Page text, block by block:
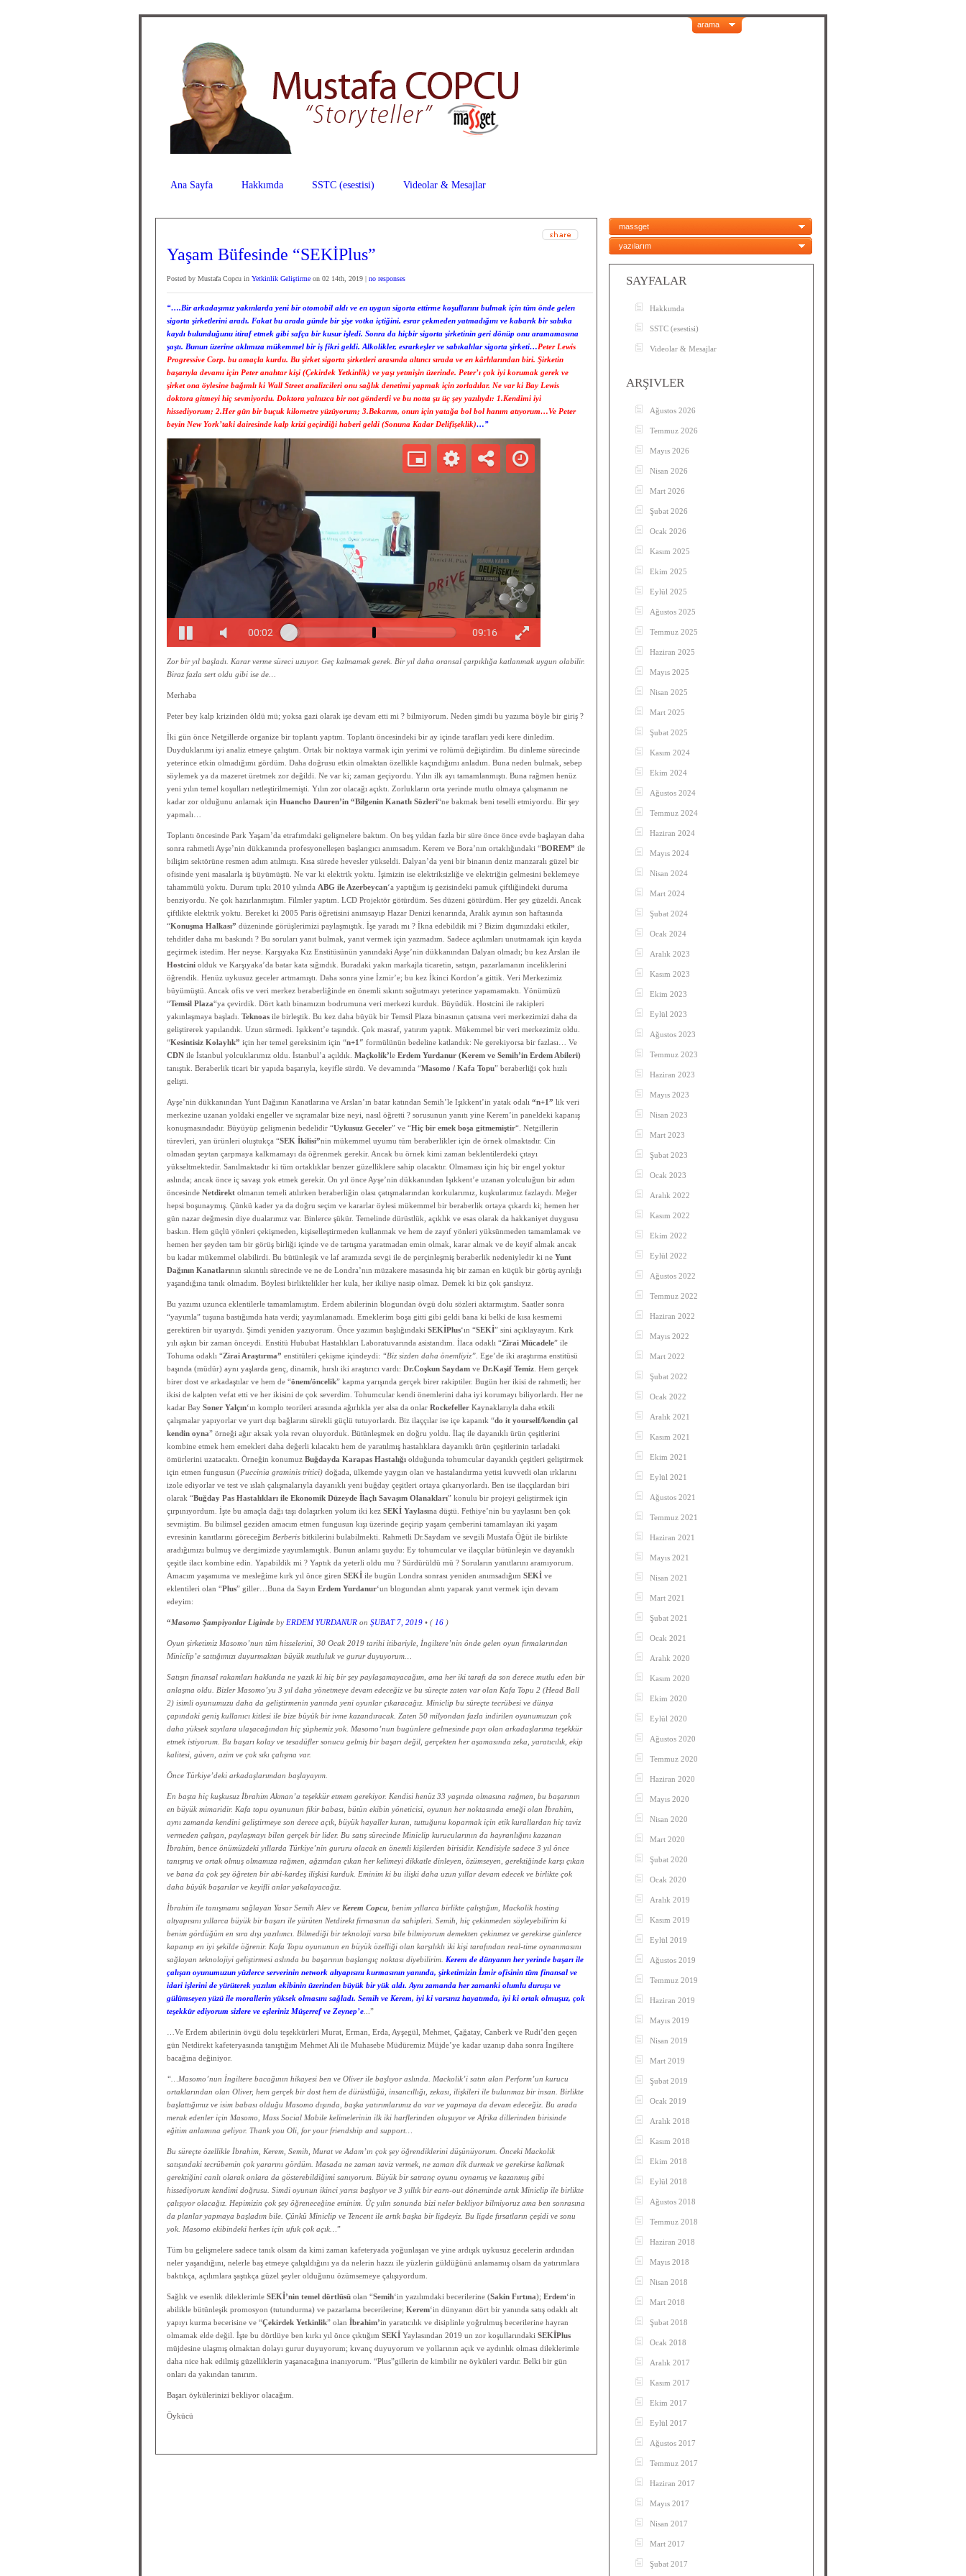
arama
Ana Sayfa Hakkımda SSTC (esestisi) Videolar & Mesajlar
Yaşam Büfesinde “SEKİPlus”
Posted by Mustafa Copcu in Yetkinlik Geliştirme on 02 14th, 2019 | no responses
“….Bir arkadaşımız yakınlarda yeni bir otomobil aldı ve en uygun sigorta ettirme koşullarını bulmak için tüm önde gelen
sigorta şirketlerini aradı. Fakat bu arada günde bir şişe votka içtiğini, esrar çekmeden yatmadığını ve kabarık bir sabıka
kaydı bulunduğunu itiraf etmek gibi safça bir kusur işledi. Sonra da hiçbir sigorta şirketinin geri dönüp onu aramamasına
şaştı. Bunun üzerine aklımıza mükemmel bir iş fikri geldi. Alkolikler, esrarkeşler ve sabıkalılar sigorta şirketi…Peter Lewis
Progressive Corp. bu amaçla kurdu. Bu şirket sigorta şirketleri arasında altıncı sırada ve en kârlılarından biri. Şirketin
başarıyla devamı için Peter anahtar kişi (Çekirdek Yetkinlik) ve yaşı yetmişin üzerinde. Peter’ı çok iyi korumak gerek ve
şirket ona öylesine bağımlı ki Wall Street analizcileri onu sağlık denetimi yapmak için zorladılar. Ne var ki Bay Lewis
doktora gitmeyi hiç sevmiyordu. Doktora yalnızca bir not gönderdi ve bu notta şu üç şey yazılıydı: 1.Kendimi iyi
hissediyorum; 2.Her gün bir buçuk kilometre yüzüyorum; 3.Bekarım, onun için yatağa bol bol hanım atıyorum…Ve Peter
beyin New York’taki dairesinde kalp krizi geçirdiği haberi geldi (Sonuna Kadar Delifişeklik)…”
Zor bir yıl başladı. Karar verme süreci uzuyor. Geç kalmamak gerek. Bir yıl daha oransal çarpıklığa katlanmak uygun olabilir.
Biraz fazla sert oldu gibi ise de…
Merhaba
Peter bey kalp krizinden öldü mü; yoksa gazi olarak işe devam etti mi ? bilmiyorum. Neden şimdi bu yazıma böyle bir giriş ?
İki gün önce Netgillerde organize bir toplantı yaptım. Toplantı öncesindeki bir ay içinde tarafları yedi kere dinledim.
Duyduklarımı iyi analiz etmeye çalıştım. Ortak bir noktaya varmak için yerimi ve rolümü değiştirdim. Bu dinleme sürecinde
yeterince etkin olmadığımı gördüm. Daha doğrusu etkin olmaktan özellikle kaçındığımı anladım. Buna neden bulmak, sebep
söylemek ya da mazeret üretmek zor değildi. Ne var ki; zaman geçiyordu. Yılın ilk ayı tamamlanmıştı. Buna rağmen henüz
yeni yılın temel koşulları netleştirilmemişti. Yılın zor olacağı açıktı. Zorlukların orta yerinde mutlu olmaya çalışmanın ne
kadar zor olduğunu anlamak için Huancho Dauren’in “Bilgenin Kanatlı Sözleri“ne bakmak beni teselli etmiyordu. Bir şey
yapmalı…
Toplantı öncesinde Park Yaşam’da etrafımdaki gelişmelere baktım. On beş yıldan fazla bir süre önce önce evde başlayan daha
sonra rahmetli Ayşe’nin dükkanında profesyonelleşen başlangıcı anımsadım. Kerem ve Bora’nın ortaklığındaki “BOREM” ile
bilişim sektörüne resmen adım atılmıştı. Kısa sürede hevesler yükseldi. Dalyan’da yeni bir binanın deniz manzaralı güzel bir
ofisinde yeni masalarla iş büyümüştü. Ne var ki elektrik yoktu. İşimizin ise elektriksizliğe ve elektriğin gelmesini beklemeye
tahammülü yoktu. Durum tıpkı 2010 yılında ABG ile Azerbeycan‘a yaptığım iş gezisindeki pamuk çiftliğindeki duruma
benziyordu. Ne çok hazırlanmıştım. Filmler yaptım. LCD Projektör götürdüm. Ses düzeni götürdüm. Her şey güzeldi. Ancak
çiftlikte elektrik yoktu. Bereket ki 2005 Paris öğretisini anımsayıp Hazar Denizi kenarında, Aralık ayının son haftasında
“Konuşma Halkası” düzeninde görüşlerimizi paylaşmıştık. İşe yaradı mı ? İkna edebildik mi ? Bizim dışımızdaki etkiler,
tehditler daha mı baskındı ? Bu soruları yanıt bulmak, yanıt vermek için yazmadım. Sadece açılımları unutmamak için kayda
geçirmek istedim. Her neyse. Karşıyaka Kız Enstitüsünün yanındaki Ayşe’nin dükkanından Dalyan olmadı; bu kez Arslan ile
Hostcini olduk ve Karşıyaka’da batar kata sığındık. Buradaki yakın markajla ticaretin, satışın, pazarlamanın inceliklerini
öğrendik. Henüz uykusuz geceler artmamıştı. Daha sonra yine İzmir’e; bu kez İkinci Kordon’a gittik. Veri Merkezimiz
büyümüştü. Ancak ofis ve veri merkez beraberliğinde en önemli sıkıntı soğutmayı yeterince yapamamaktı. Yönümüzü
“Temsil Plaza“ya çevirdik. Dört katlı binamızın bodrumuna veri merkezi kurduk. Büyüdük. Hostcini ile rakipleri
yakınlaşmaya başladı. Teknoas ile birleştik. Bu kez daha büyük bir Temsil Plaza binasının çatısına veri merkezimizi daha da
geliştirerek yapılandık. Uzun sürmedi. Işıkkent’e taşındık. Çok masraf, yatırım yaptık. Mükemmel bir veri merkezimiz oldu.
“Kesintisiz Kolaylık” için her temel gereksinim için “n+1″ formülünün bedeline katlandık: Ne gerekiyorsa bir fazlası… Ve
CDN ile İstanbul yolcuklarımız oldu. İstanbul’a açıldık. Maçkolik’le Erdem Yurdanur (Kerem ve Semih’in Erdem Abileri)
tanıştık. Beraberlik ticari bir yapıda başarıyla, keyifle sürdü. Ve devamında “Masomo / Kafa Topu” beraberliği çok hızlı
gelişti.
Ayşe’nin dükkanından Yunt Dağının Kanatlarına ve Arslan’ın batar katından Semih’le Işıkkent’in yatak odalı “n+1” lik veri
merkezine uzanan yoldaki engeller ve sıçramalar bize neyi, nasıl öğretti ? sorusunun yanıtı yine Kerem’in paneldeki kapanış
konuşmasındadır. Büyüyüp gelişmenin bedelidir “Uykusuz Geceler” ve “Hiç bir emek boşa gitmemiştir“. Netgillerin
türevleri, yan ürünleri oluştukça “SEK İkilisi”nin mükemmel uyumu tüm beraberlikler için de örnek olmaktadır. Cin
olmadan şeytan çarpmaya kalkmamayı da öğrenmek gerekir. Ancak bu örnek kimi zaman beklentilerdeki çıtayı
yükseltmektedir. Sanılmaktadır ki tüm ortaklıklar benzer güzelliklere sahip olacaktır. Olmaması için hiç bir engel yoktur
aslında; ancak önce iç savaşı yok etmek gerekir. On yıl önce Ayşe’nin dükkanından Işıkkent’e uzanan yolculuğun bir adım
öncesinde Netdirekt olmanın temeli atılırken beraberliğin olası çatışmalarından korkularımız, kuşkularımız fazlaydı. Meğer
hepsi boşunaymış. Çünkü kader ya da doğru seçim ve kararlar öylesi mükemmel bir beraberlik ortaya çıkardı ki; hemen her
gün nazar değmesin diye dualarımız var. Binlerce şükür. Temelinde dürüstlük, açıklık ve esas olarak da hakkaniyet duygusu
baskın. Hem güçlü yönleri çekişmeden, kişiselleştirmeden kullanmak ve hem de zayıf yönleri yüksünmeden tamamlamak ve
hemen her şeyden tam bir görüş birliği içinde ve de tartışma yaratmadan emin olmak, karar almak ve de keyif almak ancak
bu kadar mükemmel olabilirdi. Bu bütünleşik ve laf aramızda sevgi ile de perçinleşmiş beraberlik nedeniyledir ki ne Yunt
Dağının Kanatlarının sıkıntılı sürecinde ve ne de Londra’nın müzakere masasında hiç bir zaman en küçük bir görüş ayrılığı
yaşandığına tanık olmadım. Böylesi birliktelikler her kula, her ikiliye nasip olmaz. Demek ki biz çok şanslıyız.
Bu yazımı uzunca eklentilerle tamamlamıştım. Erdem abilerinin blogundan övgü dolu sözleri aktarmıştım. Saatler sonra
“yayımla” tuşuna bastığımda hata verdi; yayımlanamadı. Emeklerim boşa gitti gibi geldi bana ki belki de kısa kesmemi
gerektiren bir uyarıydı. Şimdi yeniden yazıyorum. Önce yazımın başlığındaki SEKİPlus‘ın “SEKİ” sini açıklayayım. Kırk
yılı aşkın bir zaman önceydi. Enstitü Hububat Hastalıkları Laboratuvarında asistandım. İlaca odaklı “Zirai Mücadele” ile
Tohuma odaklı “Zirai Araştırma” enstitüleri çekişme içindeydi: “Biz sizden daha önemliyiz” . Ege’de iki araştırma enstitüsü
başında (müdür) aynı yaşlarda genç, dinamik, hırslı iki araştırıcı vardı: Dr.Coşkun Saydam ve Dr.Kaşif Temiz . Hem gerçek
birer dost ve arkadaştılar ve hem de “önem/öncelik” kapma yarışında gerçek birer rakiptiler. Bugün her ikisi de rahmetli; her
ikisi de kalpten vefat etti ve her ikisini de çok severdim. Tohumcular kendi önemlerini daha iyi korumayı biliyorlardı. Her ne
kadar Bay Soner Yalçın‘ın komplo teorileri arasında ağırlıkla yer alsa da onlar Rockefeller Kaynaklarıyla daha etkili
çalışmalar yapıyorlar ve yurt dışı bağlarını sürekli güçlü tutuyorlardı. Biz ilaççılar ise içe kapanık “do it yourself/kendin çal
kendin oyna” örneği ağır aksak yola revan oluyorduk. Bütünleşmek en doğru yoldu. İlaç ile dayanıklı ürün çeşitlerini
kombine etmek hem emekleri daha değerli kılacaktı hem de yaratılmış hastalıklara dayanıklı ürün çeşitlerinin tarladaki
ömürlerini uzatacaktı. Örneğin konumuz Buğdayda Karapas Hastalığı olduğunda tohumcular dayanıklı çeşitleri geliştirmek
için etmen fungusun (Puccinia graminis tritici) doğada, ülkemde yaygın olan ve hastalandırma yetisi kuvvetli olan ırklarını
izole ediyorlar ve test ve ıslah çalışmalarıyla dayanıklı yeni buğday çeşitleri ortaya çıkarıyorlardı. Ben ise ilaççılardan biri
olarak “Buğday Pas Hastalıkları ile Ekonomik Düzeyde İlaçlı Savaşım Olanakları” konulu bir projeyi geliştirmek için
çırpınıyordum. İşte bu amaçla dağı taşı dolaşırken yolum iki kez SEKİ Yaylasına düştü. Fethiye’nin bu yaylasını ben çok
sevmiştim. Bu bilimsel geziden amacım etmen fungusun kışı üzerinde geçirip yaşam çemberini tamamlayan iki yaşam
evresinin kanıtlarını göreceğim Berberis bitkilerini bulabilmekti. Rahmetli Dr.Saydam ve sevgili Mustafa Öğüt ile birlikte
aradığımızı bulmuş ve dergimizde yayımlamıştık. Bunun anlamı şuydu: Ey tohumcular ve ilaççılar bütünleşin ve dayanıklı
çeşitle ilacı kombine edin. Yapabildik mi ? Yaptık da yeterli oldu mu ? Sürdürüldü mü ? Soruların yanıtlarını aramıyorum.
Amacım yaşamıma ve mesleğime kırk yıl önce giren SEKİ ile bugün Londra sonrası yeniden anımsadığım SEKİ ve
eklentileri olan “Plus” giller…Buna da Sayın Erdem Yurdanur‘un blogundan alıntı yaparak yanıt vermek için devam
edeyim:
“Masomo Şampiyonlar Liginde by ERDEM YURDANUR on ŞUBAT 7, 2019 • ( 16 )
Oyun şirketimiz Masomo’nun tüm hisselerini, 30 Ocak 2019 tarihi itibariyle, İngiltere’nin önde gelen oyun firmalarından
Miniclip’e sattığımızı duyurmaktan büyük mutluluk ve gurur duyuyorum…
Satışın finansal rakamları hakkında ne yazık ki hiç bir şey paylaşamayacağım, ama her iki tarafı da son derece mutlu eden bir
anlaşma oldu. Bizler Masomo’yu 3 yıl daha yönetmeye devam edeceğiz ve bu süreçte zaten var olan Kafa Topu 2 (Head Ball
2) isimli oyunumuzu daha da geliştirmenin yanında yeni oyunlar çıkaracağız. Miniclip bu süreçte tecrübesi ve dünya
çapındaki geniş kullanıcı kitlesi ile bize büyük bir ivme kazandıracak. Zaten 50 milyondan fazla indirilen oyunumuzun çok
daha yüksek sayılara ulaşacağından hiç şüphemiz yok. Masomo’nun bugünlere gelmesinde payı olan arkadaşlarıma teşekkür
etmek istiyorum. Bu başarı kolay ve tesadüfler sonucu gelmiş bir başarı değil, gerçekten her aşamasında zeka, yaratıcılık, ekip
kalitesi, güven, azim ve çok sıkı çalışma var.
Önce Türkiye’deki arkadaşlarımdan başlayayım.
En başta hiç kuşkusuz İbrahim Akman’a teşekkür etmem gerekiyor. Kendisi henüz 33 yaşında olmasına rağmen, bu başarının
en büyük mimaridir. Kafa topu oyununun fikir babası, bütün ekibin yöneticisi, oyunun her noktasında emeği olan İbrahim,
aynı zamanda kendini geliştirmeye son derece açık, büyük hayaller kuran, tuttuğunu koparmak için etik kurallardan hiç taviz
vermeden çalışan, paylaşmayı bilen gerçek bir lider. Bu satış sürecinde Miniclip kurucularının da hayranlığını kazanan
İbrahim, bence önümüzdeki yıllarda Türkiye’nin gururu olacak en önemli kişilerden birisidir. Kendisiyle sadece 3 yıl önce
tanışmış ve ortak olmuş olmamıza rağmen, ağzımdan çıkan her kelimeyi dikkatle dinleyen, özümseyen, gerektiğinde karşı çıkan
ve bana da çok şey öğreten bir abi-kardeş ilişkisi kurduk. Eminim ki bu ilişki daha uzun yıllar devam edecek ve birlikte çok
daha büyük başarılar ve keyifli anlar yakalayacağız.
İbrahim ile tanışmamı sağlayan Yasar Semih Alev ve Kerem Copcu , benim yıllarca birlikte çalıştığım, Mackolik hosting
altyapısını yıllarca büyük bir başarı ile yürüten Netdirekt firmasının da sahipleri. Semih, hiç çekinmeden söyleyebilirim ki
benim gördüğüm en sıra dışı yazılımcı. Bilmediği bir teknoloji varsa bile bilmiyorum demekten çekinmez ve gerekirse günlerce
kapanıp en iyi şekilde öğrenir. Kafa Topu oyununun en büyük özelliği olan karşılıklı iki kişi tarafından real-time oynanmasını
sağlayan teknolojiyi geliştirmesi aslında bu başarının başlangıç noktası diyebilirim. Kerem de dünyanın her yerinde başarı ile
çalışan oyunumuzun yüzlerce serverinin network altyapısını kurmasının yanında, şirketimizin İzmir ofisinin tüm finansal ve
idari işlerini de yürüterek yazılım ekibinin üzerinden büyük bir yük aldı. Aynı zamanda her zamanki olumlu duruşu ve
gülümseyen yüzü ile morallerin yüksek olmasını sağladı. Semih ve Kerem, iyi ki varsınız hayatımda, iyi ki ortak olmuşuz, çok
teşekkür ediyorum sizlere ve eşleriniz Müşerref ve Zeynep’e
..”
…Ve Erdem abilerinin övgü dolu teşekkürleri Murat, Erman, Erda, Ayşegül, Mehmet, Çağatay, Canberk ve Rudi’den geçen
gün Netdirekt kafeteryasında tanıştığım Mehmet Ali ile Muhasebe Müdüremiz Müjde’ye kadar uzanıp daha sonra İngiltere
bacağına değiniyor.
“…Masomo’nun İngiltere bacağının hikayesi ben ve Oliver ile başlıyor aslında. Mackolik’i satın alan Perform’un kurucu
ortaklarından olan Oliver, hem gerçek bir dost hem de dürüstlüğü, insancıllığı, zekası, ilişkileri ile bulunmaz bir insan. Birlikte
başlattığımız ve isim babası olduğu Masomo dışında, başka yatırımlarımız da var ve yapmaya da devam edeceğiz. Bu arada
merak edenler için Masomo, Mass Social Mobile kelimelerinin ilk iki harflerinden oluşuyor ve Afrika dillerinden birisinde
eğitim anlamına geliyor. Thank you Oli, for your friendship and support…
Bu süreçte özellikle İbrahim, Kerem, Semih, Murat ve Adam’ın çok şey öğrendiklerini düşünüyorum. Önceki Mackolik
satışındaki tecrübemin çok yararını gördüm. Masada ne zaman taviz vermek, ne zaman dik durmak ve gerekirse kalkmak
gerektiğini canlı olarak onlara da gösterebildiğimi sanıyorum. Büyük bir satranç oyunu oynamış ve kazanmış gibi
hissediyorum kendimi doğrusu. Simdi oyunun ikinci yarısı başlıyor ve 3 yıllık bir earn-out döneminde artık Miniclip ile birlikte
çalışıyor olacağız. Hepimizin çok şey öğreneceğine eminim. Üç yılın sonunda bizi neler bekliyor bilmiyoruz ama ben sonrasına
da planlar yapmaya başladım bile. Çünkü Miniclip ve Tencent ile artık başka bir ligdeyiz. Bu ligde fırsatların çeşidi ve sonu
yok. Masomo ekibindeki herkes için ufuk çok açık… ”
Tüm bu gelişmelere sadece tanık olsam da kimi zaman kafeteryada yoğunlaşan ve yine ardışık uykusuz gecelerin ardından
neler yaşandığını, nelerle baş etmeye çalışıldığını ya da nelerin hazzı ile yüzlerin güldüğünü anlamamış olsam da yatırımlara
baktıkça, açılımlara şaştıkça güzel şeyler olduğunu özümsemeye çalışıyordum.
Sağlık ve esenlik dileklerimle SEKİ’nin temel dörtlüsü olan “Semih‘in yazılımdaki becerilerine (Sakin Fırtına); Erdem‘in
abilikle bütünleşik promosyon (tutundurma) ve pazarlama becerilerine; Kerem‘in dünyanın dört bir yanında satış odaklı alt
yapıyı kurma becerisine ve “Çekirdek Yetkinlik” olan İbrahim’in yaratıcılık ve disiplinle yoğrulmuş becerilerine hayran
olmamak elde değil. İşte bu dörtlüye ben kırkı yıl önce çıktığım SEKİ Yaylasından 2019 un zor koşullarındaki SEKİPlus
müjdesine ulaşmış olmaktan dolayı gurur duyuyorum; kıvanç duyuyorum ve yollarının açık ve aydınlık olması dileklerimle
daha nice hak edilmiş güzelliklerin yaşanacağına inanıyorum. “Plus”gillerin de kimbilir ne öyküleri vardır. Belki bir gün
onları da yakından tanırım.
Başarı öykülerinizi bekliyor olacağım.
Öykücü
massget
yazılarım
SAYFALAR
Hakkımda
SSTC (esestisi)
Videolar & Mesajlar
ARŞIVLER
Ağustos 2026
Temmuz 2026
Mayıs 2026
Nisan 2026
Mart 2026
Şubat 2026
Ocak 2026
Kasım 2025
Ekim 2025
Eylül 2025
Ağustos 2025
Temmuz 2025
Haziran 2025
Mayıs 2025
Nisan 2025
Mart 2025
Şubat 2025
Kasım 2024
Ekim 2024
Ağustos 2024
Temmuz 2024
Haziran 2024
Mayıs 2024
Nisan 2024
Mart 2024
Şubat 2024
Ocak 2024
Aralık 2023
Kasım 2023
Ekim 2023
Eylül 2023
Ağustos 2023
Temmuz 2023
Haziran 2023
Mayıs 2023
Nisan 2023
Mart 2023
Şubat 2023
Ocak 2023
Aralık 2022
Kasım 2022
Ekim 2022
Eylül 2022
Ağustos 2022
Temmuz 2022
Haziran 2022
Mayıs 2022
Mart 2022
Şubat 2022
Ocak 2022
Aralık 2021
Kasım 2021
Ekim 2021
Eylül 2021
Ağustos 2021
Temmuz 2021
Haziran 2021
Mayıs 2021
Nisan 2021
Mart 2021
Şubat 2021
Ocak 2021
Aralık 2020
Kasım 2020
Ekim 2020
Eylül 2020
Ağustos 2020
Temmuz 2020
Haziran 2020
Mayıs 2020
Nisan 2020
Mart 2020
Şubat 2020
Ocak 2020
Aralık 2019
Kasım 2019
Eylül 2019
Ağustos 2019
Temmuz 2019
Haziran 2019
Mayıs 2019
Nisan 2019
Mart 2019
Şubat 2019
Ocak 2019
Aralık 2018
Kasım 2018
Ekim 2018
Eylül 2018
Ağustos 2018
Temmuz 2018
Haziran 2018
Mayıs 2018
Nisan 2018
Mart 2018
Şubat 2018
Ocak 2018
Aralık 2017
Kasım 2017
Ekim 2017
Eylül 2017
Ağustos 2017
Temmuz 2017
Haziran 2017
Mayıs 2017
Nisan 2017
Mart 2017
Şubat 2017